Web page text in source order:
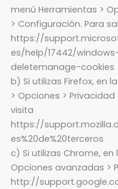
menú Herramientas >
> Configuración. Para
https://
es/help/17442/
deletemanage-cookies
b) Si utilizas Firefox, en
> Opciones >
visita
https://
es%20de%20terceros
c) Si utilizas Chrome,
Opciones avanzadas >
http://